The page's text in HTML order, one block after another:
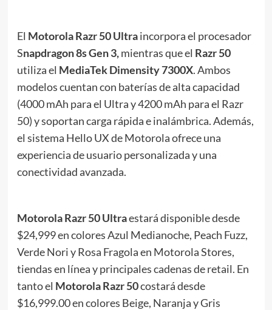
El Motorola Razr 50 Ultraincorpora el procesador
Snapdragon 8s Gen 3,mientras que el Razr 50
utiliza el MediaTek Dimensity 7300X. Ambos
modelos cuentan con baterías de alta capacidad
(4000 mAh para el Ultra y 4200 mAh para el Razr
50) y soportan carga rápida e inalámbrica. Además,
el sistema Hello UX de Motorola ofrece una
experiencia de usuario personalizada y una
conectividad avanzada.
Motorola Razr 50 Ultraestará disponible desde
$24,999 en colores Azul Medianoche, Peach Fuzz,
Verde Nori y Rosa Fragola en Motorola Stores,
tiendas en línea y principales cadenas de retail. En
tanto el Motorola Razr 50costará desde
$16,999.00 en colores Beige, Naranja y Gris